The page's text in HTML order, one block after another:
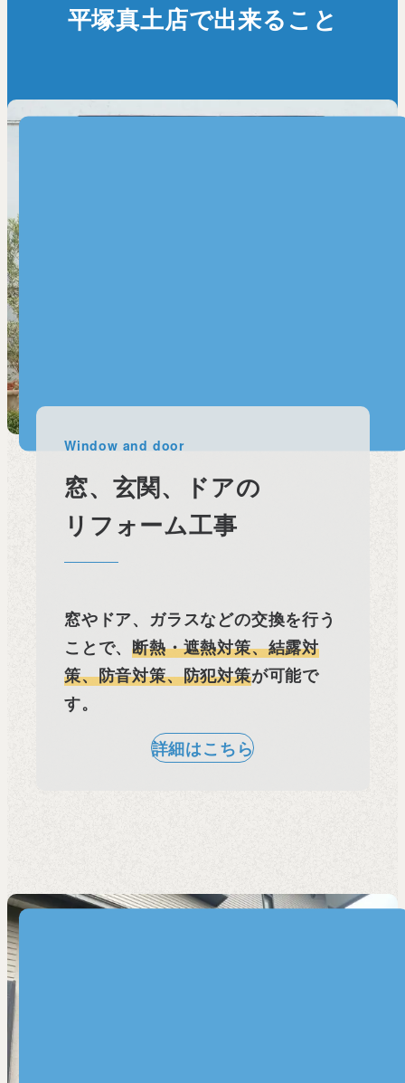
平塚真土店で出来ること
Window and door
窓、玄関、ドアの
リフォーム工事
窓やドア、ガラスなどの交換を行う
ことで、断熱・遮熱対策、結露対
策、防音対策、防犯対策が可能で
す。
詳細はこちら